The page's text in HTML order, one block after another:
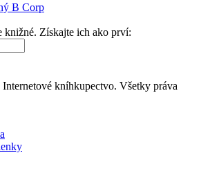
B Corp
knižné. Získajte ich ako prví:
kníhkupectvo. Všetky práva